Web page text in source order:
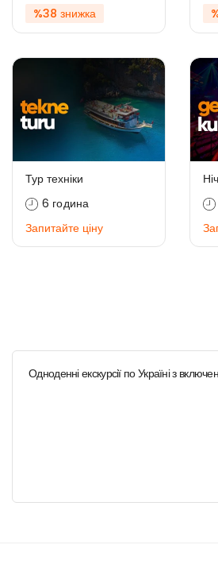
%38 знижка
Тур техніки
6 година
Запитайте ціну
Одноденні екскурсії по Україні з